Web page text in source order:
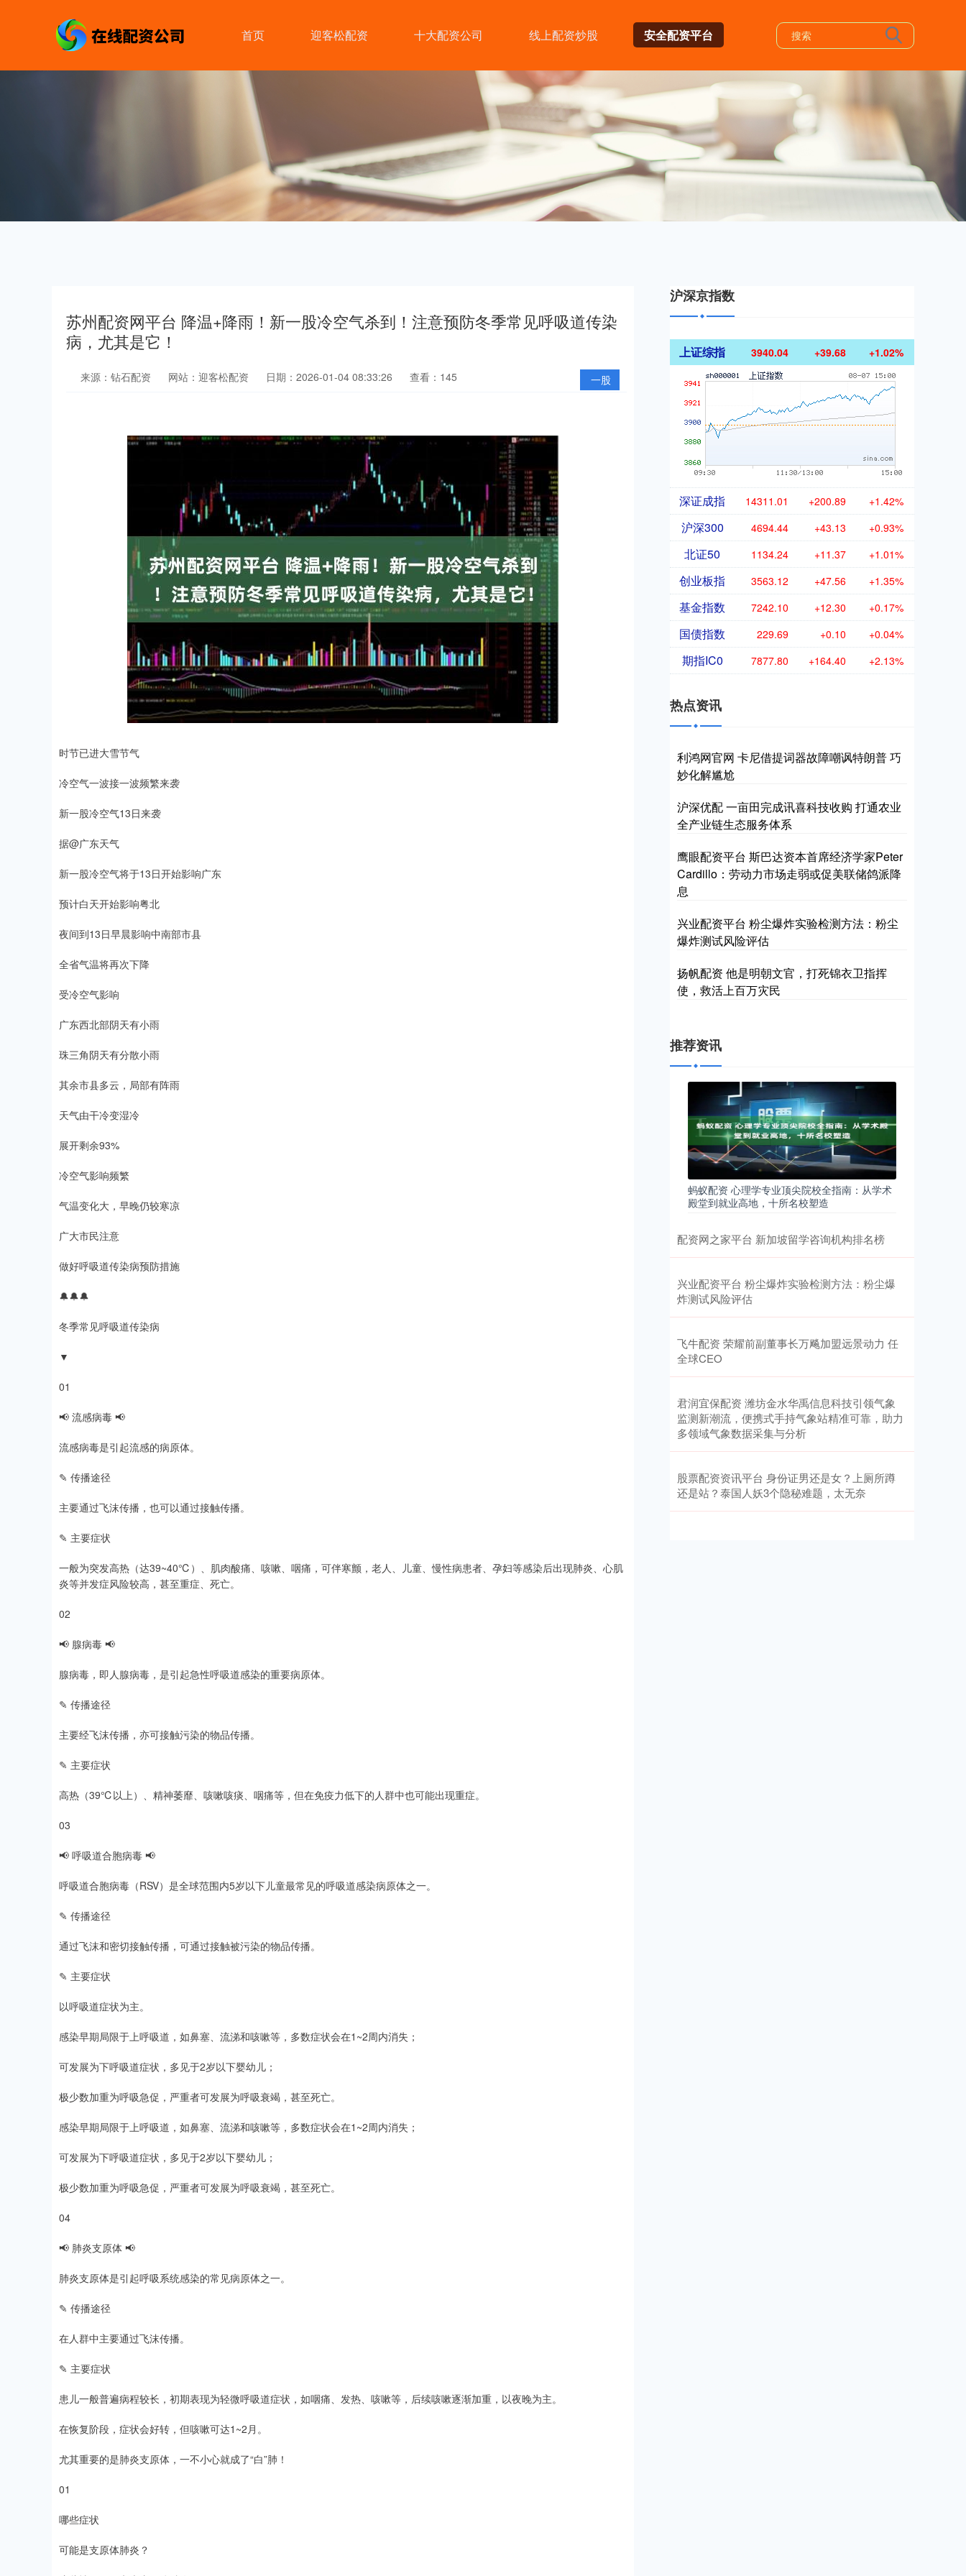
首页 迎客松配资 十大配资公司 线上配资炒股 安全配资平台
苏州配资网平台 降温+降雨！新一股冷空气杀到！注意预防冬季常见呼吸道传染
病，尤其是它！
一股
来源：钻石配资 网站：迎客松配资 日期：2026-01-04 08:33:26 查看：145
时节已进大雪节气
冷空气一波接一波频繁来袭
新一股冷空气13日来袭
据@广东天气
新一股冷空气将于13日开始影响广东
预计白天开始影响粤北
夜间到13日早晨影响中南部市县
全省气温将再次下降
受冷空气影响
广东西北部阴天有小雨
珠三角阴天有分散小雨
其余市县多云，局部有阵雨
天气由干冷变湿冷
展开剩余93%
冷空气影响频繁
气温变化大，早晚仍较寒凉
广大市民注意
做好呼吸道传染病预防措施
🔔🔔🔔
冬季常见呼吸道传染病
▼
01
📢 流感病毒 📢
流感病毒是引起流感的病原体。
✎ 传播途径
主要通过飞沫传播，也可以通过接触传播。
✎ 主要症状
一般为突发高热（达39~40℃）、肌肉酸痛、咳嗽、咽痛，可伴寒颤，老人、儿童、慢性病患者、孕妇等感染后出现肺炎、心肌
炎等并发症风险较高，甚至重症、死亡。
02
📢 腺病毒 📢
腺病毒，即人腺病毒，是引起急性呼吸道感染的重要病原体。
✎ 传播途径
主要经飞沫传播，亦可接触污染的物品传播。
✎ 主要症状
高热（39℃以上）、精神萎靡、咳嗽咳痰、咽痛等，但在免疫力低下的人群中也可能出现重症。
03
📢 呼吸道合胞病毒 📢
呼吸道合胞病毒（RSV）是全球范围内5岁以下儿童最常见的呼吸道感染病原体之一。
✎ 传播途径
通过飞沫和密切接触传播，可通过接触被污染的物品传播。
✎ 主要症状
以呼吸道症状为主。
感染早期局限于上呼吸道，如鼻塞、流涕和咳嗽等，多数症状会在1~2周内消失；
可发展为下呼吸道症状，多见于2岁以下婴幼儿；
极少数加重为呼吸急促，严重者可发展为呼吸衰竭，甚至死亡。
感染早期局限于上呼吸道，如鼻塞、流涕和咳嗽等，多数症状会在1~2周内消失；
可发展为下呼吸道症状，多见于2岁以下婴幼儿；
极少数加重为呼吸急促，严重者可发展为呼吸衰竭，甚至死亡。
04
📢 肺炎支原体 📢
肺炎支原体是引起呼吸系统感染的常见病原体之一。
✎ 传播途径
在人群中主要通过飞沫传播。
✎ 主要症状
患儿一般普遍病程较长，初期表现为轻微呼吸道症状，如咽痛、发热、咳嗽等，后续咳嗽逐渐加重，以夜晚为主。
在恢复阶段，症状会好转，但咳嗽可达1~2月。
尤其重要的是肺炎支原体，一不小心就成了“白”肺！
01
哪些症状
可能是支原体肺炎？
沪深京指数
上证综指 3940.04 +39.68 +1.02%
深证成指 14311.01 +200.89 +1.42%
沪深300 4694.44 +43.13 +0.93%
北证50 1134.24 +11.37 +1.01%
创业板指 3563.12 +47.56 +1.35%
基金指数 7242.10 +12.30 +0.17%
国债指数 229.69 +0.10 +0.04%
期指IC0 7877.80 +164.40 +2.13%
热点资讯
利鸿网官网 卡尼借提词器故障嘲讽特朗普 巧
妙化解尴尬
沪深优配 一亩田完成讯喜科技收购 打通农业
全产业链生态服务体系
鹰眼配资平台 斯巴达资本首席经济学家Peter
Cardillo：劳动力市场走弱或促美联储鸽派降
息
兴业配资平台 粉尘爆炸实验检测方法：粉尘
爆炸测试风险评估
扬帆配资 他是明朝文官，打死锦衣卫指挥
使，救活上百万灾民
推荐资讯
蚂蚁配资 心理学专业顶尖院校全指南：从学术
殿堂到就业高地，十所名校塑造
配资网之家平台 新加坡留学咨询机构排名榜
兴业配资平台 粉尘爆炸实验检测方法：粉尘爆
炸测试风险评估
飞牛配资 荣耀前副董事长万飚加盟远景动力 任
全球CEO
君润宜保配资 潍坊金水华禹信息科技引领气象
监测新潮流，便携式手持气象站精准可靠，助力
多领域气象数据采集与分析
股票配资资讯平台 身份证男还是女？上厕所蹲
还是站？泰国人妖3个隐秘难题，太无奈